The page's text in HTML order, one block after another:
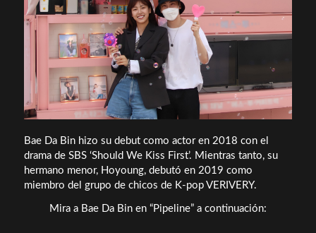
Bae Da Bin hizo su debut como actor en 2018 con el
drama de SBS ‘Should We Kiss First’. Mientras tanto, su
hermano menor, Hoyoung, debutó en 2019 como
miembro del grupo de chicos de K-pop VERIVERY.
Mira a Bae Da Bin en “Pipeline” a continuación: